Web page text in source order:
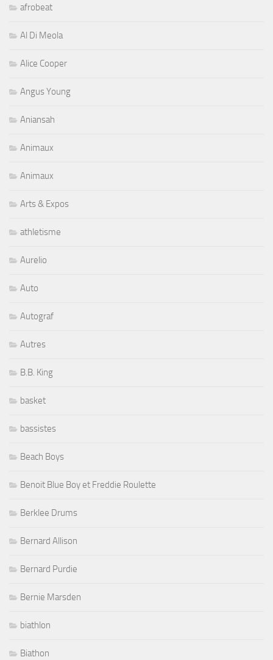
afrobeat
Al Di Meola
Alice Cooper
Angus Young
Aniansah
Animaux
Animaux
Arts & Expos
athletisme
Aurelio
Auto
Autograf
Autres
B.B. King
basket
bassistes
Beach Boys
Benoit Blue Boy et Freddie Roulette
Berklee Drums
Bernard Allison
Bernard Purdie
Bernie Marsden
biathlon
Biathon